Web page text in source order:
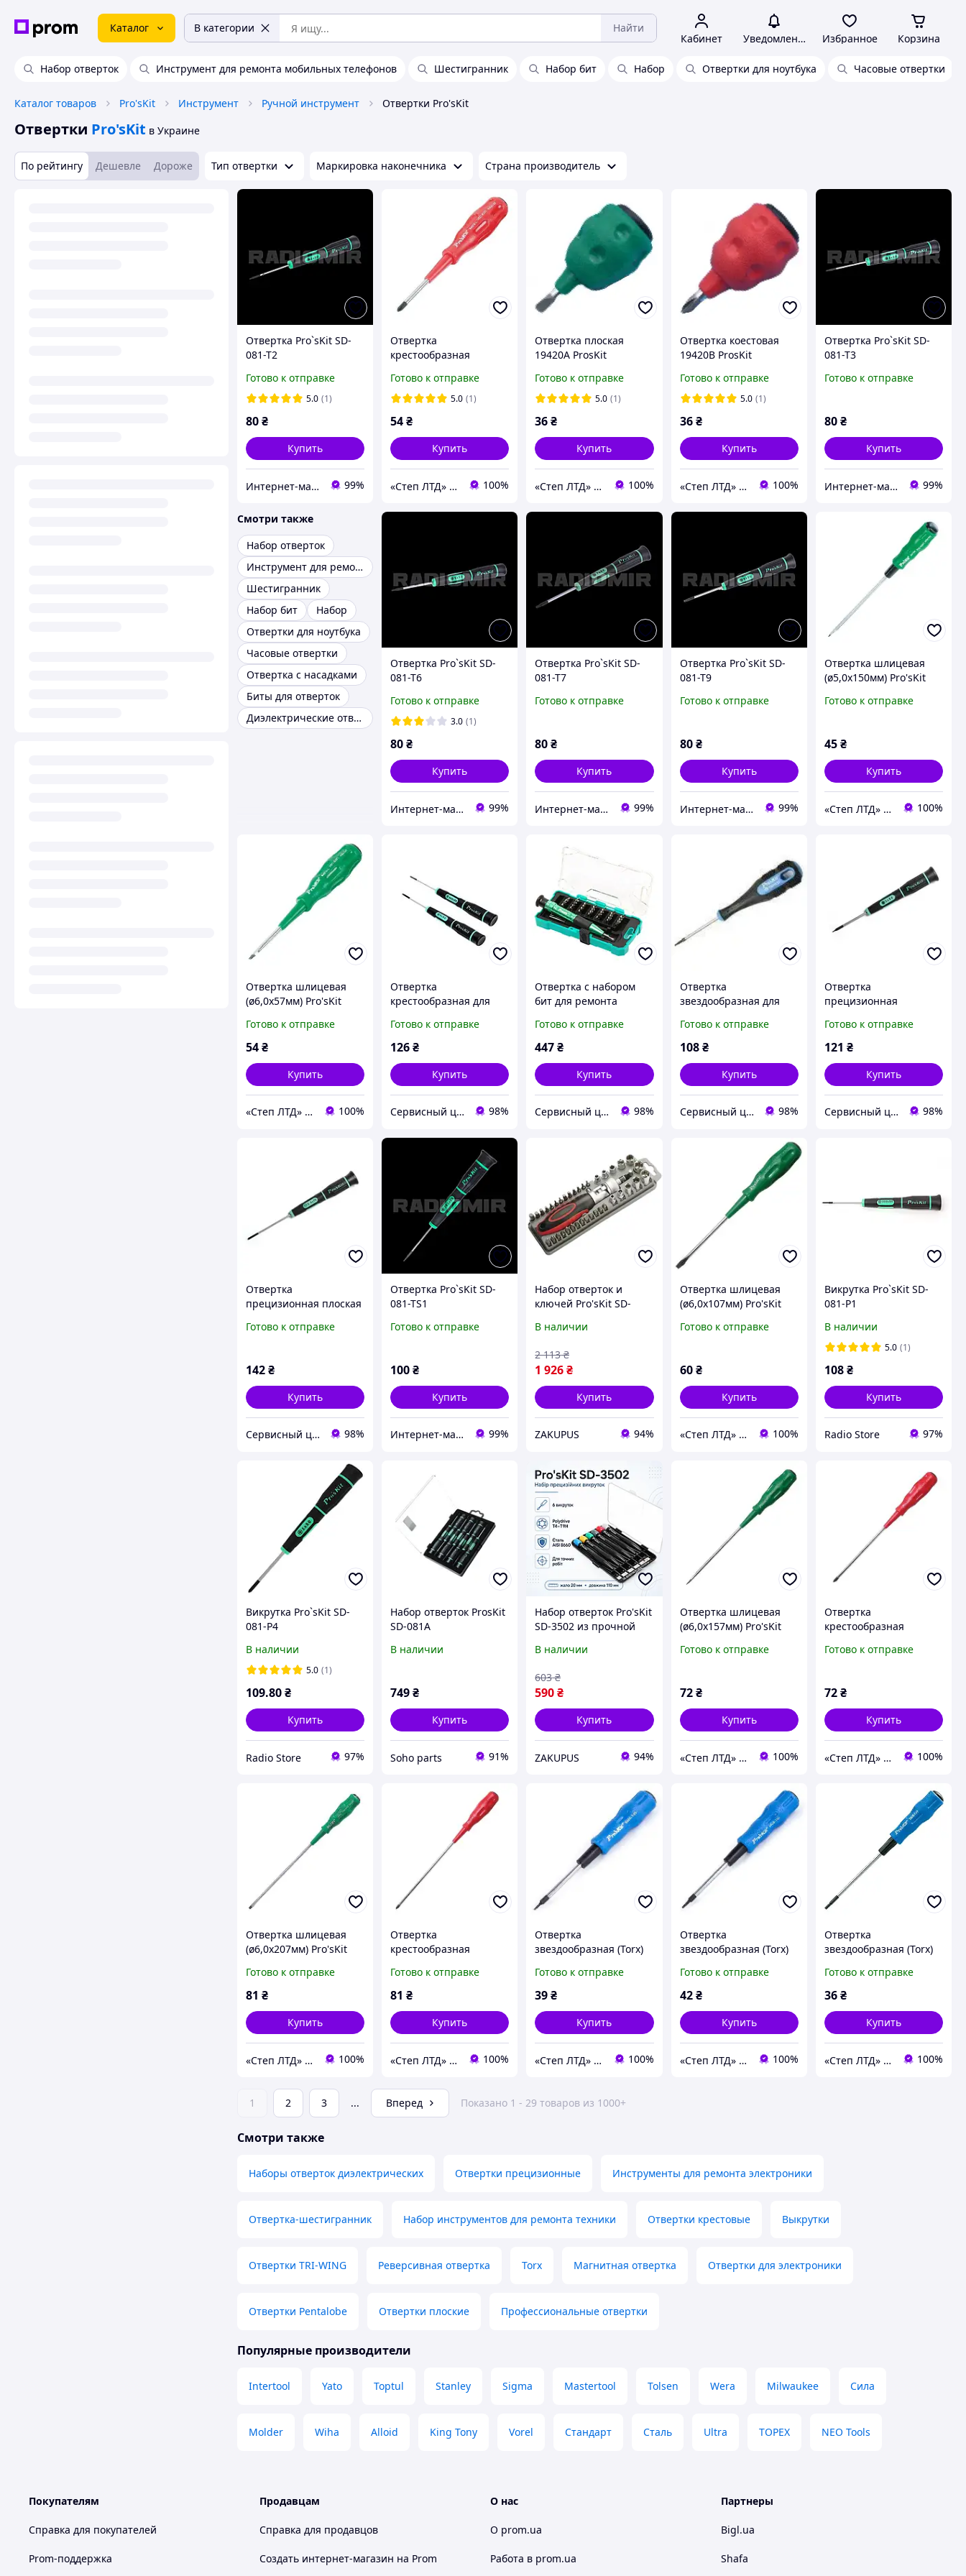
Каталог В категории Найти
Кабинет Уведомления Избранное Корзина
Набор отверток Инструмент для ремонта мобильных телефонов Шестигранник Набор бит Набор Отвертки для ноутбука Часовые отвертки
Каталог товаров Pro'sKit Инструмент Ручной инструмент Отвертки Pro'sKit
Отвертки Pro'sKit в Украине
По рейтингу Дешевле Дороже Тип отвертки Маркировка наконечника Страна производитель
Отвертка Pro`sKit SD-
081-T2
Готово к отправке
5.0 (1)
80₴
Купить
Интернет-магазин "RADIOMIR" 99%
Отвертка
крестообразная
89407B-L
Готово к отправке
5.0 (1)
54₴
Купить
«Cтеп ЛТД» ООО 100%
Отвертка плоская
19420A ProsKit
Готово к отправке
5.0 (1)
36₴
Купить
«Cтеп ЛТД» ООО 100%
Отвертка коестовая
19420B ProsKit
Готово к отправке
5.0 (1)
36 ₴
Купить
«Cтеп ЛТД» ООО 100%
Отвертка Pro`sKit SD-
081-T3
Готово к отправке
80₴
Купить
Интернет-магазин "RADIOMIR" 99%
Смотри также
Набор отверток
Инструмент для ремонта мобильных телефонов
Шестигранник
Набор бит
Набор
Отвертки для ноутбука
Часовые отвертки
Отвертка с насадками
Биты для отверток
Диэлектрические отвертки
Отвертка Pro`sKit SD-
081-T6
Готово к отправке
3.0 (1)
80₴
Купить
Интернет-магазин "RADIOMIR" 99%
Отвертка Pro`sKit SD-
081-T7
Готово к отправке
80₴
Купить
Интернет-магазин "RADIOMIR" 99%
Отвертка Pro`sKit SD-
081-T9
Готово к отправке
80 ₴
Купить
Интернет-магазин "RADIOMIR" 99%
Отвертка шлицевая
(ø5,0х150мм) Pro'sKit
Готово к отправке
45₴
Купить
«Cтеп ЛТД» ООО 100%
Отвертка шлицевая
(ø6,0х57мм) Pro'sKit
Готово к отправке
54₴
Купить
«Cтеп ЛТД» ООО 100%
Отвертка
крестообразная для
Pro'sKit SD-081-P3
Готово к отправке
126₴
Купить
Сервисный центр Экран 98%
Отвертка с набором
бит для ремонта
9608
Готово к отправке
447₴
Купить
Сервисный центр Экран 98%
Отвертка
звездообразная для
Pro'sKit 9SD-200-T06H
Готово к отправке
108 ₴
Купить
Сервисный центр Экран 98%
Отвертка
прецизионная
ремонта телефонов
Pro'sKit SD-081-T7
Готово к отправке
121 ₴
Купить
Сервисный центр Экран 98%
Отвертка
прецизионная плоская
Pro'sKit SD-081-S6
Готово к отправке
142₴
Купить
Сервисный центр Экран 98%
Отвертка Pro`sKit SD-
081-TS1
Готово к отправке
100₴
Купить
Интернет-магазин "RADIOMIR" 99%
Набор отверток и
ключей Pro'sKit SD-
сталь 100мм Серый
В наличии
1 926₴
2 113 ₴
Купить
ZAKUPUS 94%
Отвертка шлицевая
(ø6,0х107мм) Pro'sKit
Готово к отправке
60 ₴
Купить
«Cтеп ЛТД» ООО 100%
Викрутка Pro`sKit SD-
081-P1
В наличии
5.0 (1)
108₴
Купить
Radio Store 97%
Викрутка Pro`sKit SD-
081-P4
В наличии
5.0 (1)
109.80₴
Купить
Radio Store 97%
Набор отверток ProsKit
SD-081A
В наличии
749₴
Купить
Soho parts 91%
Набор отверток Pro'sKit
SD-3502 из прочной
стали AISI 8660
В наличии
590₴
603 ₴
Купить
ZAKUPUS 94%
Отвертка шлицевая
(ø6,0х157мм) Pro'sKit
Готово к отправке
72 ₴
Купить
«Cтеп ЛТД» ООО 100%
Отвертка
крестообразная
89414B
Готово к отправке
72₴
Купить
«Cтеп ЛТД» ООО 100%
Отвертка шлицевая
(ø6,0х207мм) Pro'sKit
Готово к отправке
81 ₴
Купить
«Cтеп ЛТД» ООО 100%
Отвертка
крестообразная
89417B
Готово к отправке
81 ₴
Купить
«Cтеп ЛТД» ООО 100%
Отвертка
звездообразная (Torx)
89400-T05
Готово к отправке
39₴
Купить
«Cтеп ЛТД» ООО 100%
Отвертка
звездообразная (Torx)
89400-T06
Готово к отправке
42 ₴
Купить
«Cтеп ЛТД» ООО 100%
Отвертка
звездообразная (Torx)
89400-T07
Готово к отправке
36₴
Купить
«Cтеп ЛТД» ООО 100%
1 2 3 ... Вперед Показано 1 - 29 товаров из 1000+
Смотри также
Наборы отверток диэлектрических Отвертки прецизионные Инструменты для ремонта электроники
Отвертка-шестигранник Набор инструментов для ремонта техники Отвертки крестовые Выкрутки
Отвертки TRI-WING Реверсивная отвертка Torx Магнитная отвертка Отвертки для электроники
Отвертки Pentalobe Отвертки плоские Профессиональные отвертки
Популярные производители
Intertool Yato Toptul Stanley Sigma Mastertool Tolsen Wera Milwaukee Сила
Molder Wiha Alloid King Tony Vorel Стандарт Сталь Ultra TOPEX NEO Tools
Покупателям
Справка для покупателей
Prom-поддержка
Продавцам
Справка для продавцов
Создать интернет-магазин на Prom
О нас
О prom.ua
Работа в prom.ua
Партнеры
Bigl.ua
Shafa